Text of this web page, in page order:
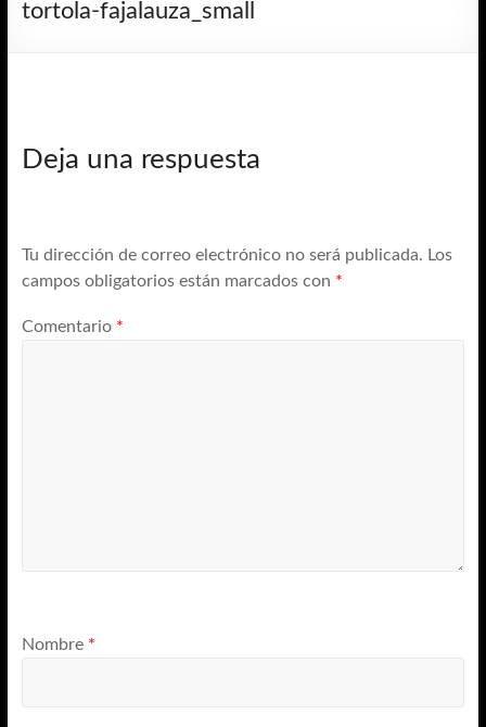
tortola-fajalauza_small
Deja una respuesta
Tu dirección de correo electrónico no será publicada. Los
campos obligatorios están marcados con *
Comentario *
Nombre *